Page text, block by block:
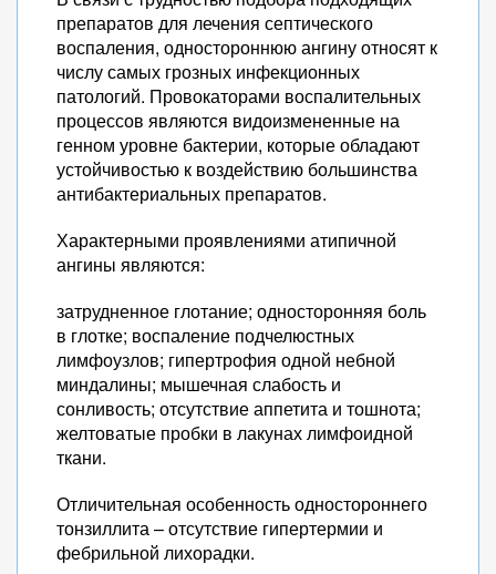
препаратов для лечения септического
воспаления, одностороннюю ангину относят к
числу самых грозных инфекционных
патологий. Провокаторами воспалительных
процессов являются видоизмененные на
генном уровне бактерии, которые обладают
устойчивостью к воздействию большинства
антибактериальных препаратов.
Характерными проявлениями атипичной
ангины являются:
затрудненное глотание; односторонняя боль
в глотке; воспаление подчелюстных
лимфоузлов; гипертрофия одной небной
миндалины; мышечная слабость и
сонливость; отсутствие аппетита и тошнота;
желтоватые пробки в лакунах лимфоидной
ткани.
Отличительная особенность одностороннего
тонзиллита – отсутствие гипертермии и
фебрильной лихорадки.